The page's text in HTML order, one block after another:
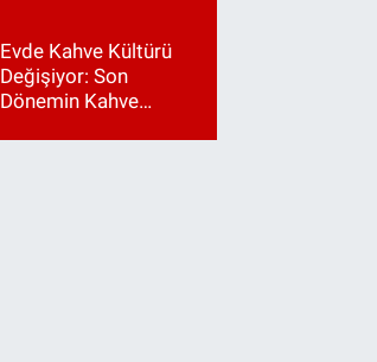
Evde Kahve Kültürü
Değişiyor: Son
Dönemin Kahve